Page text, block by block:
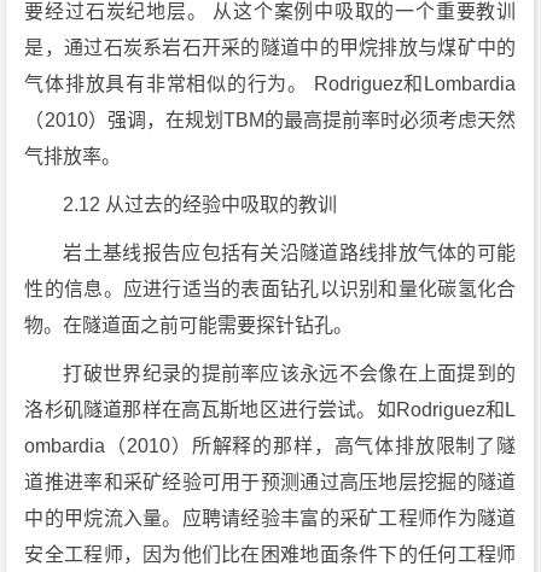
要经过石炭纪地层。 从这个案例中吸取的一个重要教训
是，通过石炭系岩石开采的隧道中的甲烷排放与煤矿中的
气体排放具有非常相似的行为。 Rodriguez和Lombardia
（2010）强调，在规划TBM的最高提前率时必须考虑天然
气排放率。
2.12 从过去的经验中吸取的教训
岩土基线报告应包括有关沿隧道路线排放气体的可能
性的信息。应进行适当的表面钻孔以识别和量化碳氢化合
物。在隧道面之前可能需要探针钻孔。
打破世界纪录的提前率应该永远不会像在上面提到的
洛杉矶隧道那样在高瓦斯地区进行尝试。如Rodriguez和L
ombardia（2010）所解释的那样，高气体排放限制了隧
道推进率和采矿经验可用于预测通过高压地层挖掘的隧道
中的甲烷流入量。应聘请经验丰富的采矿工程师作为隧道
安全工程师，因为他们比在困难地面条件下的任何工程师